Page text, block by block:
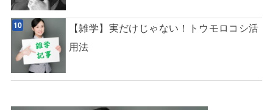
【雑学】実だけじゃない！トウモロコシ活
用法